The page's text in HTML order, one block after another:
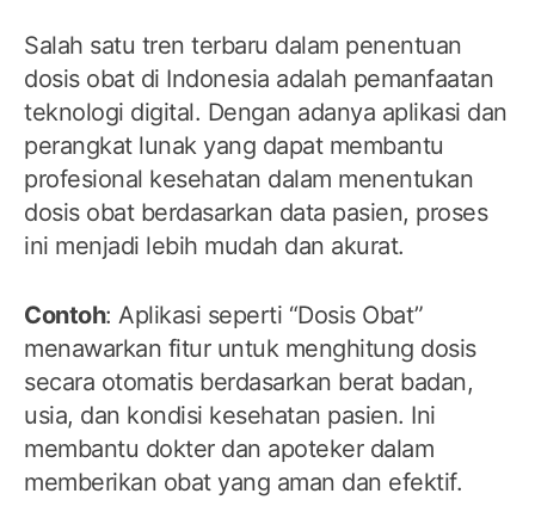
Salah satu tren terbaru dalam penentuan
dosis obat di Indonesia adalah pemanfaatan
teknologi digital. Dengan adanya aplikasi dan
perangkat lunak yang dapat membantu
profesional kesehatan dalam menentukan
dosis obat berdasarkan data pasien, proses
ini menjadi lebih mudah dan akurat.
Contoh: Aplikasi seperti “Dosis Obat”
menawarkan fitur untuk menghitung dosis
secara otomatis berdasarkan berat badan,
usia, dan kondisi kesehatan pasien. Ini
membantu dokter dan apoteker dalam
memberikan obat yang aman dan efektif.